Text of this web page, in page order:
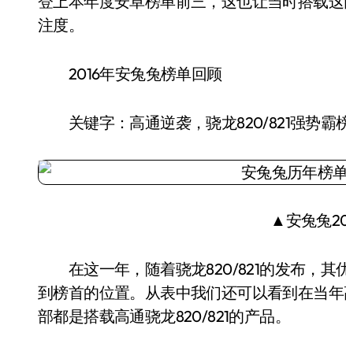
注度。
2016年安兔兔榜单回顾
关键字：高通逆袭，骁龙820/821强势霸
▲安兔兔
在这一年，随着骁龙820/821的发布，其
到榜首的位置。从表中我们还可以看到在当
部都是搭载高通骁龙820/821的产品。